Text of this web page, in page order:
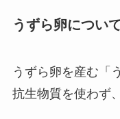
うずら卵につい
うずら卵を産む「
抗生物質を使わず